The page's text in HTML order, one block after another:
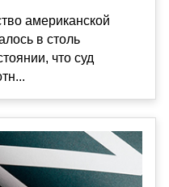
американской
в столь
что суд